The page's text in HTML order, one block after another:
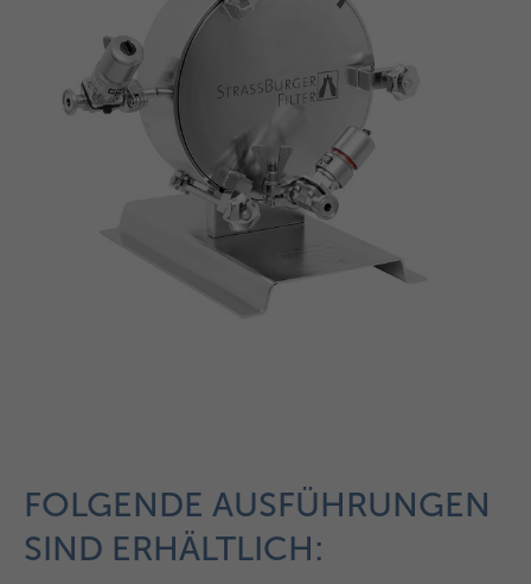
FOLGENDE AUSFÜHRUNGEN
SIND ERHÄLTLICH: